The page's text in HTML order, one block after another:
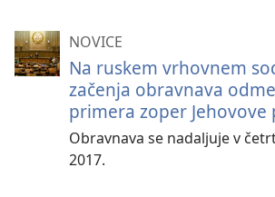
NOVICE
Na ruskem vrhovnem
začenja obravnava
primera zoper Jehovove
Obravnava se nadaljuje v
2017.